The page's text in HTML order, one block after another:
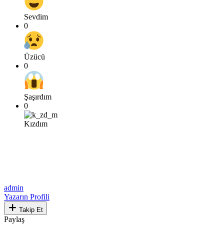
Sevdim
0
Üzücü
0
Şaşırdım
0
Kızdım
admin
Yazarın Profili
Takip Et
Paylaş